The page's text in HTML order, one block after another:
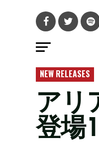
NEW RELEASES
アリ
登場